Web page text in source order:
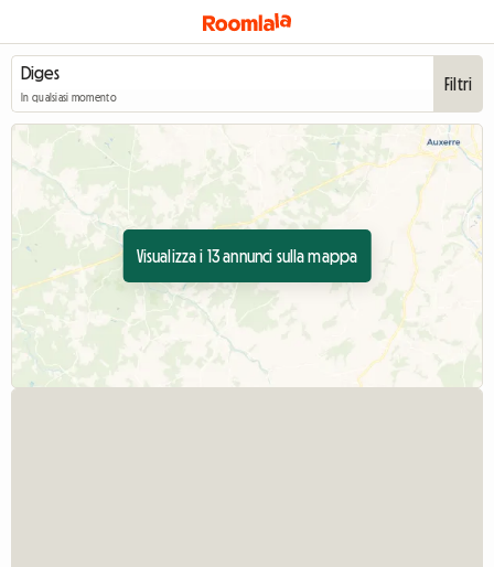
In qualsiasi momento
Filtri
Visualizza i 13 annunci sulla mappa